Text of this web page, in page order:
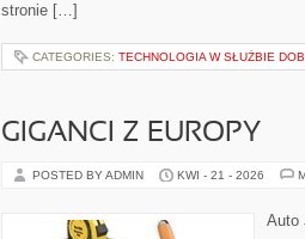
stronie […]
CATEGORIES: TECHNOLOGIA W SŁUŻBIE
GIGANCI Z EUROPY
POSTED BY ADMIN KWI - 21 - 2026
Auto